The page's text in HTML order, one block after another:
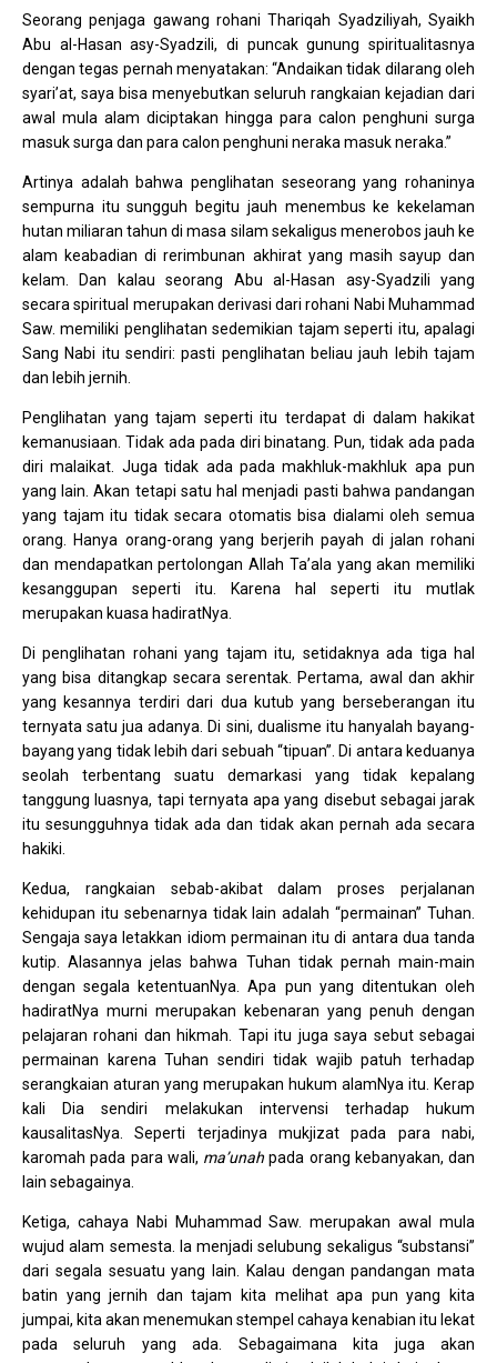
Seorang penjaga gawang rohani Thariqah Syadziliyah, Syaikh
Abu al-Hasan asy-Syadzili, di puncak gunung spiritualitasnya
dengan tegas pernah menyatakan: “Andaikan tidak dilarang oleh
syari’at, saya bisa menyebutkan seluruh rangkaian kejadian dari
awal mula alam diciptakan hingga para calon penghuni surga
masuk surga dan para calon penghuni neraka masuk neraka.”
Artinya adalah bahwa penglihatan seseorang yang rohaninya
sempurna itu sungguh begitu jauh menembus ke kekelaman
hutan miliaran tahun di masa silam sekaligus menerobos jauh ke
alam keabadian di rerimbunan akhirat yang masih sayup dan
kelam. Dan kalau seorang Abu al-Hasan asy-Syadzili yang
secara spiritual merupakan derivasi dari rohani Nabi Muhammad
Saw. memiliki penglihatan sedemikian tajam seperti itu, apalagi
Sang Nabi itu sendiri: pasti penglihatan beliau jauh lebih tajam
dan lebih jernih.
Penglihatan yang tajam seperti itu terdapat di dalam hakikat
kemanusiaan. Tidak ada pada diri binatang. Pun, tidak ada pada
diri malaikat. Juga tidak ada pada makhluk-makhluk apa pun
yang lain. Akan tetapi satu hal menjadi pasti bahwa pandangan
yang tajam itu tidak secara otomatis bisa dialami oleh semua
orang. Hanya orang-orang yang berjerih payah di jalan rohani
dan mendapatkan pertolongan Allah Ta’ala yang akan memiliki
kesanggupan seperti itu. Karena hal seperti itu mutlak
merupakan kuasa hadiratNya.
Di penglihatan rohani yang tajam itu, setidaknya ada tiga hal
yang bisa ditangkap secara serentak. Pertama, awal dan akhir
yang kesannya terdiri dari dua kutub yang berseberangan itu
ternyata satu jua adanya. Di sini, dualisme itu hanyalah bayang-
bayang yang tidak lebih dari sebuah “tipuan”. Di antara keduanya
seolah terbentang suatu demarkasi yang tidak kepalang
tanggung luasnya, tapi ternyata apa yang disebut sebagai jarak
itu sesungguhnya tidak ada dan tidak akan pernah ada secara
hakiki.
Kedua, rangkaian sebab-akibat dalam proses perjalanan
kehidupan itu sebenarnya tidak lain adalah “permainan” Tuhan.
Sengaja saya letakkan idiom permainan itu di antara dua tanda
kutip. Alasannya jelas bahwa Tuhan tidak pernah main-main
dengan segala ketentuanNya. Apa pun yang ditentukan oleh
hadiratNya murni merupakan kebenaran yang penuh dengan
pelajaran rohani dan hikmah. Tapi itu juga saya sebut sebagai
permainan karena Tuhan sendiri tidak wajib patuh terhadap
serangkaian aturan yang merupakan hukum alamNya itu. Kerap
kali Dia sendiri melakukan intervensi terhadap hukum
kausalitasNya. Seperti terjadinya mukjizat pada para nabi,
karomah pada para wali, ma’unah pada orang kebanyakan, dan
lain sebagainya.
Ketiga, cahaya Nabi Muhammad Saw. merupakan awal mula
wujud alam semesta. Ia menjadi selubung sekaligus “substansi”
dari segala sesuatu yang lain. Kalau dengan pandangan mata
batin yang jernih dan tajam kita melihat apa pun yang kita
jumpai, kita akan menemukan stempel cahaya kenabian itu lekat
pada seluruh yang ada. Sebagaimana kita juga akan